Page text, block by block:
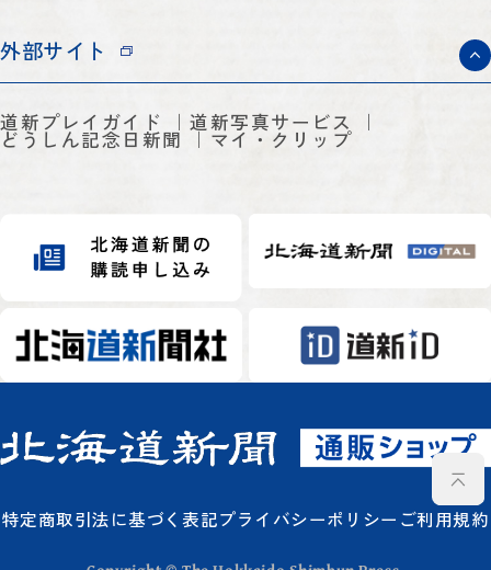
外部サイト
道新プレイガイド 道新写真サービス
どうしん記念日新聞 マイ・クリップ
特定商取引法に基づく表記プライバシーポリシー ご利用規約